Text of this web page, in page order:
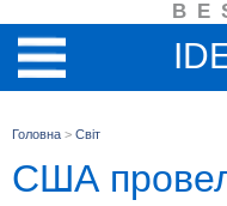
Головна > Світ
США